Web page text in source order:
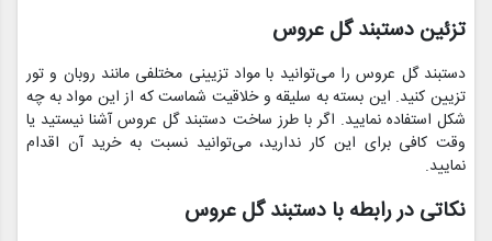
تزئین دستبند گل عروس
دستبند گل عروس را می‌توانید با مواد تزیینی مختلفی مانند روبان و تور
تزیین کنید. این بسته به سلیقه و خلاقیت شماست که از این مواد به چه
شکل استفاده نمایید. اگر با طرز ساخت دستبند گل عروس آشنا نیستید یا
وقت کافی برای این کار ندارید، می‌توانید نسبت به خرید آن اقدام
نمایید.
نکاتی در رابطه با دستبند گل عروس